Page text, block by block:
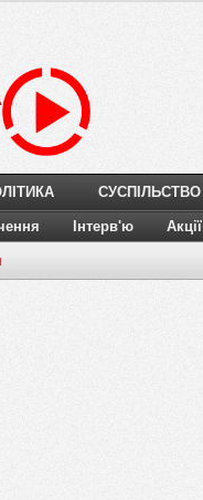
СУСПІЛЬСТВО
Інтерв'ю Акції